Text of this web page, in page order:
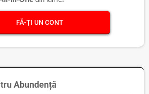
FĂ-ȚI UN CONT
Abundență